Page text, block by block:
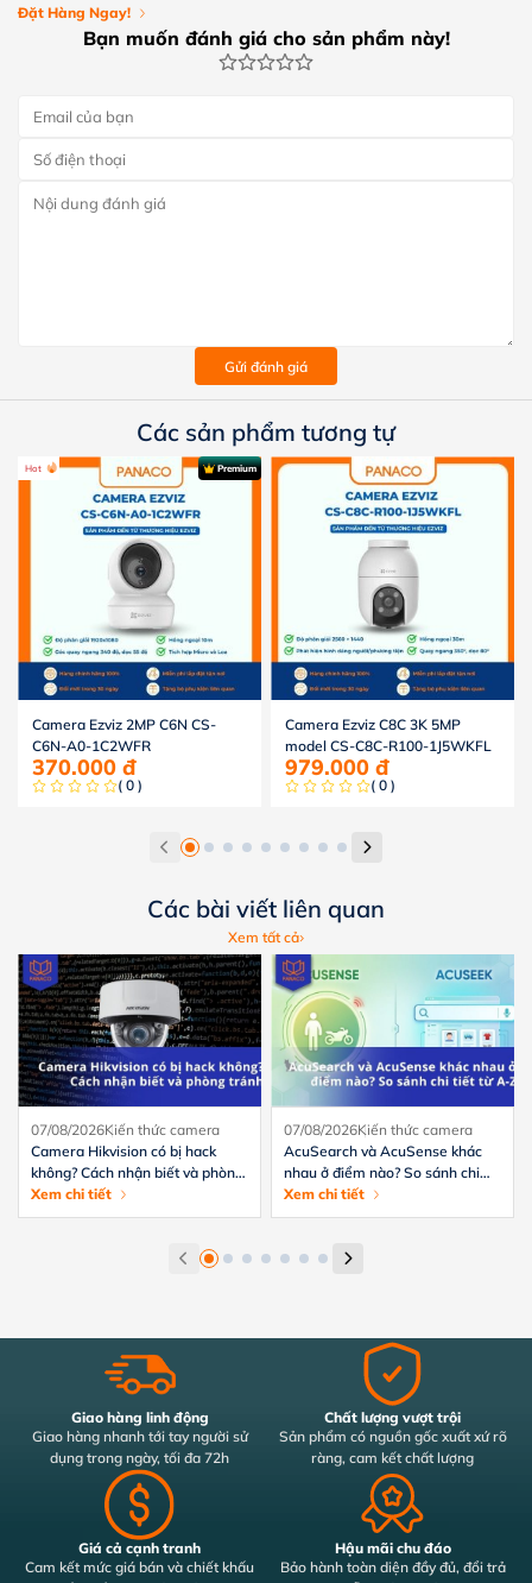
Đặt Hàng Ngay!
Bạn muốn đánh giá cho sản phẩm này!
Gửi đánh giá
Các sản phẩm tương tự
Hot Premium
Camera Ezviz 2MP C6N CS-
C6N-A0-1C2WFR
370.000 đ
( 0 )
Camera Ezviz C8C 3K 5MP
model CS-C8C-R100-1J5WKFL
979.000 đ
( 0 )
Các bài viết liên quan
Xem tất cả
07/08/2026Kiến thức camera
Camera Hikvision có bị hack
không? Cách nhận biết và phòng
tránh hiệu quả
Xem chi tiết
07/08/2026Kiến thức camera
AcuSearch và AcuSense khác
nhau ở điểm nào? So sánh chi
tiết từ A-Z
Xem chi tiết
Giao hàng linh động
Giao hàng nhanh tới tay người sử
dụng trong ngày, tối đa 72h
Chất lượng vượt trội
Sản phẩm có nguồn gốc xuất xứ rõ
ràng, cam kết chất lượng
Giá cả cạnh tranh
Cam kết mức giá bán và chiết khấu
Hậu mãi chu đáo
Bảo hành toàn diện đầy đủ, đổi trả